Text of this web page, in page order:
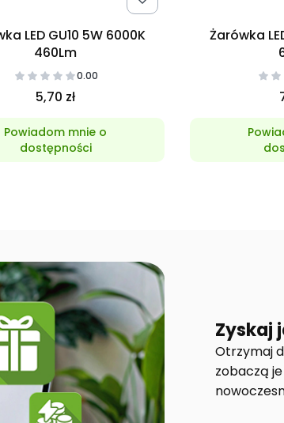
LED GU10 5W 6000K
460Lm
0.00
5,70 zł
Powiadom mnie o
dostępności
Żarówka
Zyskaj
Otrzymaj
zobaczą